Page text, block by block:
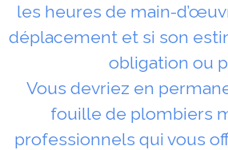
les heures de main-
déplacement et si son
obligation ou
Vous devriez en
fouille de plombiers
professionnels qui vous